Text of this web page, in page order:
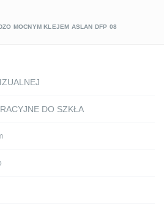
MOCNYM KLEJEM ASLAN DFP 08
DO SZKŁA